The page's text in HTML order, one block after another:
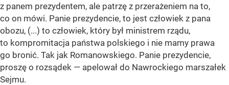
z panem prezydentem, ale patrzę z przerażeniem na to,
co on mówi. Panie prezydencie, to jest człowiek z pana
obozu, (...) to człowiek, który był ministrem rządu,
to kompromitacja państwa polskiego i nie mamy prawa
go bronić. Tak jak Romanowskiego. Panie prezydencie,
proszę o rozsądek — apelował do Nawrockiego marszałek
Sejmu.